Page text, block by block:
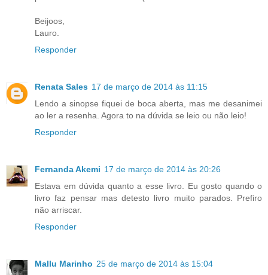
Beijoos,
Lauro.
Responder
Renata Sales 17 de março de 2014 às 11:15
Lendo a sinopse fiquei de boca aberta, mas me desanimei
ao ler a resenha. Agora to na dúvida se leio ou não leio!
Responder
Fernanda Akemi 17 de março de 2014 às 20:26
Estava em dúvida quanto a esse livro. Eu gosto quando o
livro faz pensar mas detesto livro muito parados. Prefiro
não arriscar.
Responder
Mallu Marinho 25 de março de 2014 às 15:04